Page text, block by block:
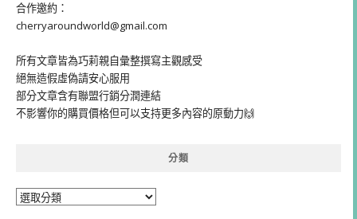
合作邀約：
cherryaroundworld@gmail.com
所有文章皆為巧莉親自彙整撰寫主觀感受
絕無造假虛偽請安心服用
部分文章含有聯盟行銷分潤連結
不影響你的購買價格但可以支持更多內容的原動力🙌
分類
分